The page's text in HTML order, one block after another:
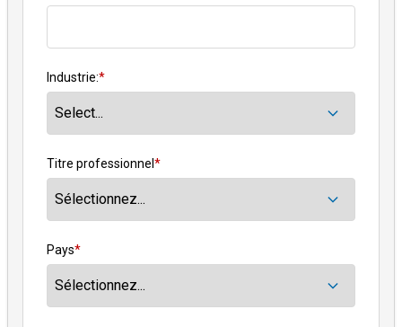
*
Industrie:
*
Titre professionnel
*
Pays